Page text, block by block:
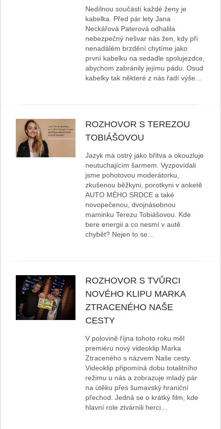
Nedílnou součástí každé ženy je
kabelka. Před pár lety Jana
Neckářová Paterová odhalila
nebezpečný nešvar nás žen, kdy při
nenadálém brzdění chytíme jako
první kabelku na sedadle spolujezdce,
abychom zabránily jejímu pádu. Osud
kabelky tak některé z nás řadí výše…
ROZHOVOR S TEREZOU
TOBIÁŠOVOU
Jazyk má ostrý jako břitva a okouzluje
neutuchajícím šarmem. Vyzpovídali
jsme pohotovou moderátorku,
zkušenou běžkyni, porotkyni v anketě
AUTO MÉHO SRDCE a také
novopečenou, dvojnásobnou
maminku Terezu Tobiášovou. Kde
bere energii a co nesmí v autě
chybět? Nejen to se…
ROZHOVOR S TVŮRCI
NOVÉHO KLIPU MARKA
ZTRACENÉHO NAŠE
CESTY
V polovině října tohoto roku měl
premiéru nový videoklip Marka
Ztraceného s názvem Naše cesty.
Videoklip připomíná dobu totalitního
režimu u nás a zobrazuje mladý pár
na útěku přes šumavský hraniční
přechod. Jedná se o krátký film, kde
hlavní role ztvárnili herci…